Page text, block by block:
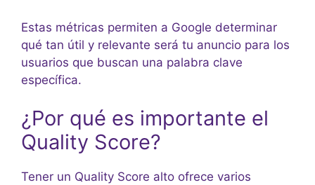
Estas métricas permiten a Google determinar
qué tan útil y relevante será tu anuncio para los
usuarios que buscan una palabra clave
específica.
¿Por qué es importante el
Quality Score?
Tener un Quality Score alto ofrece varios